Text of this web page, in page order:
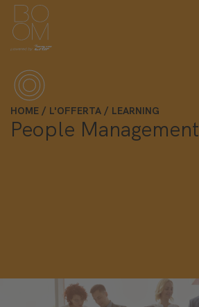
HOME L'OFFERTA LEARNING
People Management